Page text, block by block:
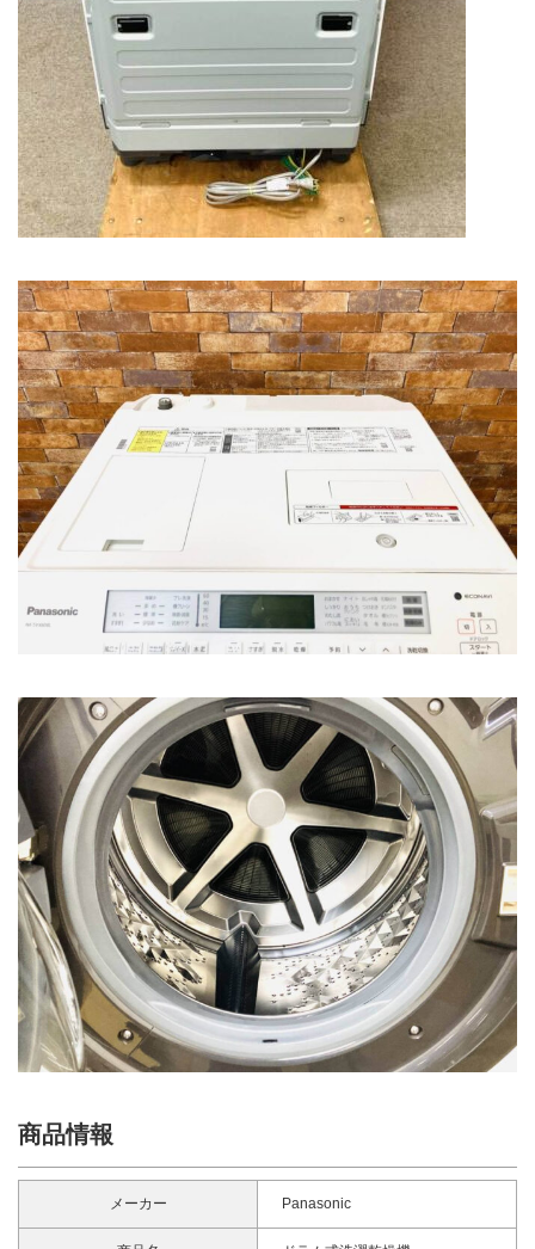
商品情報
メーカー Panasonic